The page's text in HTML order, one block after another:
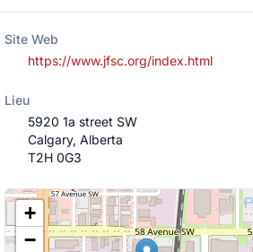
Site Web
https://www.jfsc.org/index.html
Lieu
5920 1a street SW
Calgary, Alberta
T2H 0G3
Lieu
+
−